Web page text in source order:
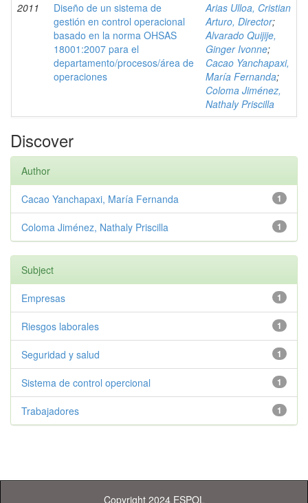
2011
Diseño de un sistema de
gestión en control operacional
basado en la norma OHSAS
18001:2007 para el
departamento/procesos/área de
operaciones
Arias Ulloa, Cristian
Arturo, Director;
Alvarado Quijije,
Ginger Ivonne;
Cacao Yanchapaxi,
María Fernanda;
Coloma Jiménez,
Nathaly Priscilla
Discover
Author
1
Cacao Yanchapaxi, María Fernanda
1
Coloma Jiménez, Nathaly Priscilla
Subject
1
Empresas
1
Riesgos laborales
1
Seguridad y salud
1
Sistema de control opercional
1
Trabajadores
Copyright 2024 ESPOL